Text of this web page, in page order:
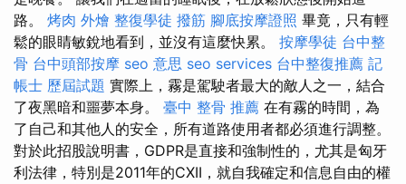
路。 烤肉 外燴 整復學徒 撥筋 腳底按摩證照 畢竟，只有輕
鬆的眼睛敏銳地看到，並沒有這麼快累。 按摩學徒 台中整
骨 台中頭部按摩 seo 意思 seo services 台中整復推薦 記
帳士 歷屆試題 實際上，霧是駕駛者最大的敵人之一，結合
了夜黑暗和噩夢本身。 臺中 整骨 推薦 在有霧的時間，為
了自己和其他人的安全，所有道路使用者都必須進行調整。
對於此招股說明書，GDPR是直接和強制性的，尤其是匈牙
利法律，特別是2011年的CXII，就自我確定和信息自由的權